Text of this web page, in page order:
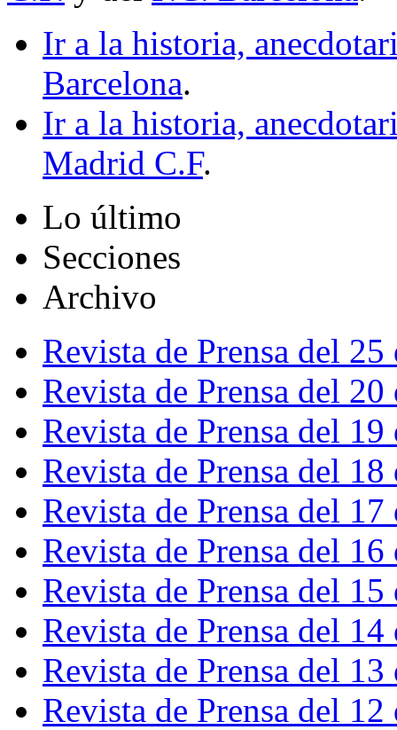
Ir a la historia,
Barcelona.
Ir a la historia,
Madrid C.F.
Lo último
Secciones
Archivo
Revista de Prensa del
Revista de Prensa del
Revista de Prensa del
Revista de Prensa del
Revista de Prensa del
Revista de Prensa del
Revista de Prensa del
Revista de Prensa del
Revista de Prensa del
Revista de Prensa del